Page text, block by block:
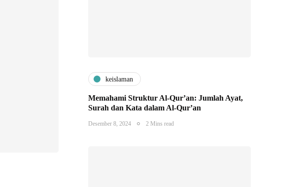
keislaman
Memahami Struktur Al-Qur’an: Jumlah Ayat,
Surah dan Kata dalam Al-Qur’an
Desember 8, 2024 2 Mins read